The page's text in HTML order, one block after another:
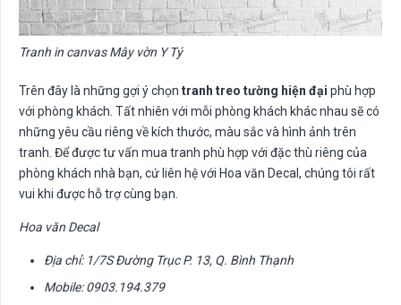
Tranh in canvas Mây vờn Y Tý
Trên đây là những gợi ý chọn tranh treo tường hiện đại phù hợp
với phòng khách. Tất nhiên với mỗi phòng khách khác nhau sẽ có
những yêu cầu riêng về kích thước, màu sắc và hình ảnh trên
tranh. Để được tư vấn mua tranh phù hợp với đặc thù riêng của
phòng khách nhà bạn, cứ liên hệ với Hoa văn Decal, chúng tôi rất
vui khi được hỗ trợ cùng bạn.
Hoa văn Decal
Địa chỉ: 1/7S Đường Trục P. 13, Q. Bình Thạnh
Mobile: 0903.194.379